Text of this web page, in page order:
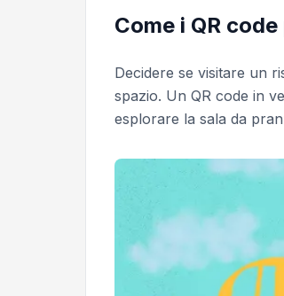
Come i QR
Decidere se visitare un
spazio. Un QR code in
esplorare la sala da